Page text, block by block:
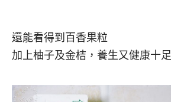
還能看得到百香果粒
加上柚子及金桔，養生又健康十足